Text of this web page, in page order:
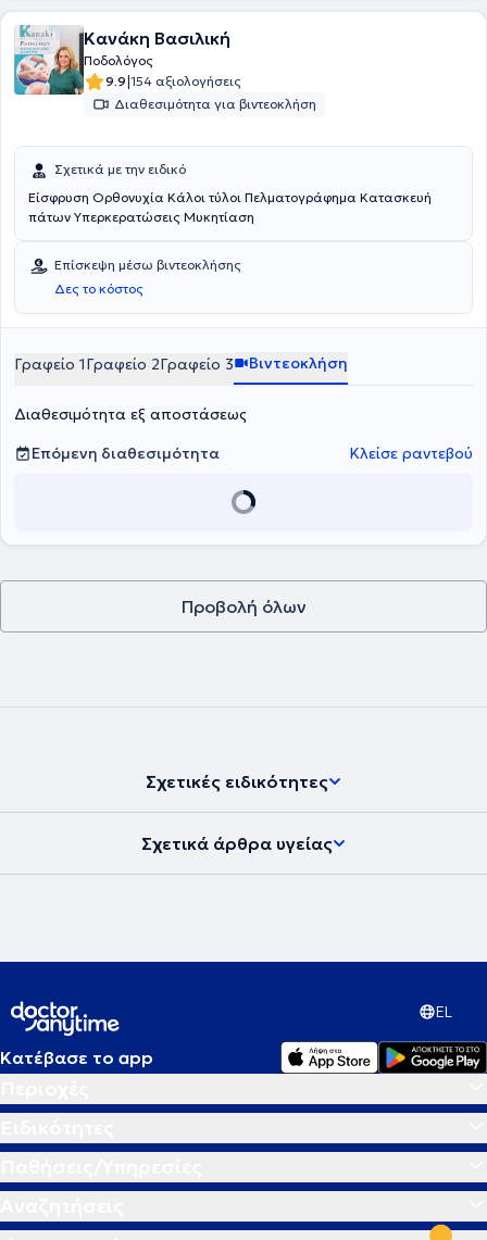
Κανάκη Βασιλική
Ποδολόγος
9.9|154 αξιολογήσεις
Διαθεσιμότητα για βιντεοκλήση
Σχετικά με την ειδικό
Είσφρυση Ορθονυχία Κάλοι τύλοι Πελματογράφημα Κατασκευή
πάτων Υπερκερατώσεις Μυκητίαση
Επίσκεψη μέσω βιντεοκλήσης
Δες το κόστος
Γραφείο 1Γραφείο 2Γραφείο 3 Βιντεοκλήση
Διαθεσιμότητα εξ αποστάσεως
Επόμενη διαθεσιμότητα
Κλείσε ραντεβού
Προβολή όλων
Σχετικές ειδικότητες
Σχετικά άρθρα υγείας
EL
Κατέβασε το app